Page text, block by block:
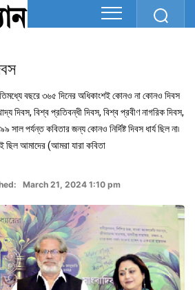
বছরে ৩৬৫ দিনের অধিকাংশই কোনও না কোনও দিবস
দিবস, বিশ্ব প্রতিবন্ধী দিবস, বিশ্ব প্রবীণ নাগরিক দিবস,
সাল পর্যন্ত কবিতার জন্য কোনও নির্দিষ্ট দিবস ধার্য ছিল না৷
ছিল আমাদের (আমরা যারা কবিতা
March 21, 2024 1:10 pm